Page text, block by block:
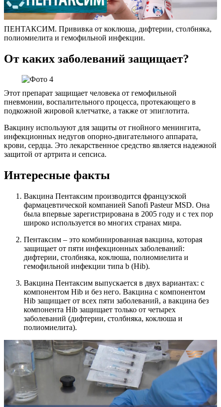
ПЕНТАКСИМ. Прививка от коклюша, дифтерии, столбняка,
полиомиелита и гемофильной инфекции.
От каких заболеваний защищает?
Этот препарат защищает человека от гемофильной
пневмонии, воспалительного процесса, протекающего в
подкожной жировой клетчатке, а также от эпиглотита.
Вакцину используют для защиты от гнойного менингита,
инфекционных недугов опорно-двигательного аппарата,
крови, сердца. Это лекарственное средство является надежной
защитой от артрита и сепсиса.
Интересные факты
Вакцина Пентаксим производится французской
фармацевтической компанией Sanofi Pasteur MSD. Она
была впервые зарегистрирована в 2005 году и с тех пор
широко используется во многих странах мира.
Пентаксим – это комбинированная вакцина, которая
защищает от пяти инфекционных заболеваний:
дифтерии, столбняка, коклюша, полиомиелита и
гемофильной инфекции типа b (Hib).
Вакцина Пентаксим выпускается в двух вариантах: с
компонентом Hib и без него. Вакцина с компонентом
Hib защищает от всех пяти заболеваний, а вакцина без
компонента Hib защищает только от четырех
заболеваний (дифтерии, столбняка, коклюша и
полиомиелита).